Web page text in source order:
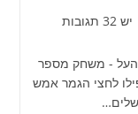
יש 32 תגובות
העל - משחק מספר
לחצי הגמר אמש